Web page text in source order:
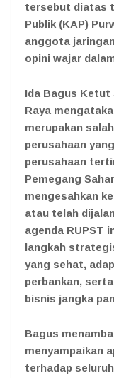
tersebut diatas
Publik (KAP)
anggota
opini wajar
Ida Bagus Ketut
Raya
merupakan
perusahaan
perusahaan
Pemegang
mengesahkan
atau telah
agenda RUPST
langkah
yang sehat,
perbankan,
bisnis jangka
Bagus
menyampaikan
terhadap